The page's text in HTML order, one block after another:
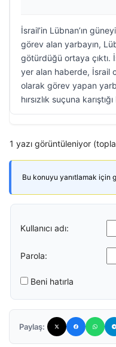
İsrail’in Lübnan’ın
görev alan yarbayın,
götürdüğü ortaya çıktı.
yer alan haberde, İsrail
olarak görev yapan
hırsızlık suçuna
1 yazı görüntüleniyor
Bu konuyu yanıtlamak için
Kullanıcı adı:
Parola:
Beni hatırla
Paylaş: